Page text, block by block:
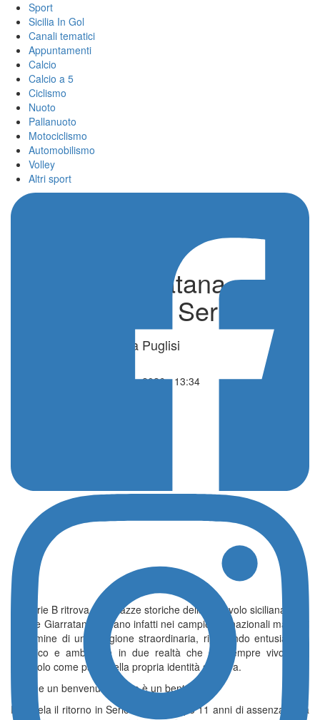
Sport
Sicilia In Gol
Canali tematici
Appuntamenti
Calcio
Calcio a 5
Ciclismo
Nuoto
Pallanuoto
Motociclismo
Automobilismo
Volley
Altri sport
Gela e Giarratana,
bentornate in Serie B
di Alessandra Puglisi
28 Maggio 2026 - 13:34
La Serie B ritrova due piazze storiche della pallavolo siciliana.
Gela e Giarratana tornano infatti nei campionati nazionali maschili
al termine di una stagione straordinaria, riportando entusiasmo,
pubblico e ambizione in due realtà che da sempre vivono la
pallavolo come parte della propria identità sportiva.
Più che un benvenuto, il loro è un bentornato.
Per Gela il ritorno in Serie B arriva dopo 11 anni di assenza dalla